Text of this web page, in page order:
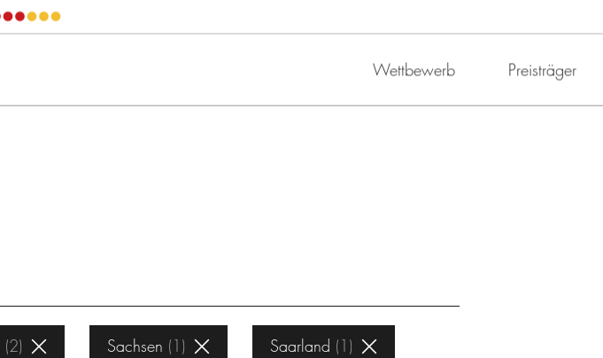
Wettbewerb Preisträger
2 Sachsen 1 Saarland 1